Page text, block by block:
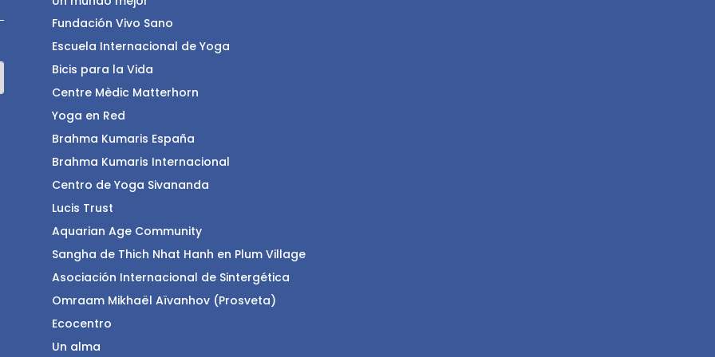
Fundación Vivo Sano
Escuela Internacional de Yoga
Bicis para la Vida
Centre Mèdic Matterhorn
Yoga en Red
Brahma Kumaris España
Brahma Kumaris Internacional
Centro de Yoga Sivananda
Lucis Trust
Aquarian Age Community
Sangha de Thich Nhat Hanh en Plum Village
Asociación Internacional de Sintergética
Omraam Mikhaël Aïvanhov (Prosveta)
Ecocentro
Un alma